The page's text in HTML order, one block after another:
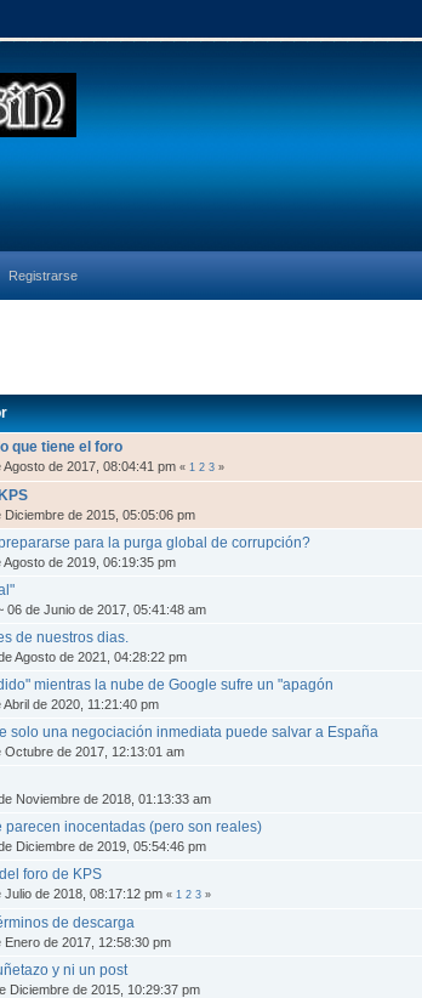
Registrarse
que tiene el foro
Agosto de 2017, 08:04:41 pm« 1 2 3 »
Diciembre de 2015, 05:05:06 pm
para la purga global de corrupción?
Agosto de 2019, 06:19:35 pm
06 de Junio de 2017, 05:41:48 am
de nuestros dias.
Agosto de 2021, 04:28:22 pm
mientras la nube de Google sufre un "apagón
Abril de 2020, 11:21:40 pm
solo una negociación inmediata puede salvar a España
Octubre de 2017, 12:13:01 am
Noviembre de 2018, 01:13:33 am
parecen inocentadas (pero son reales)
Diciembre de 2019, 05:54:46 pm
foro de KPS
Julio de 2018, 08:17:12 pm« 1 2 3 »
de descarga
Enero de 2017, 12:58:30 pm
y ni un post
Diciembre de 2015, 10:29:37 pm